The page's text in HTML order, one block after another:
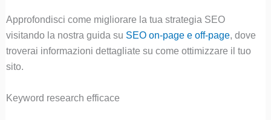
Approfondisci come migliorare la tua strategia SEO
visitando la nostra guida su SEO on-page e off-page, dove
troverai informazioni dettagliate su come ottimizzare il tuo
sito.
Keyword research efficace